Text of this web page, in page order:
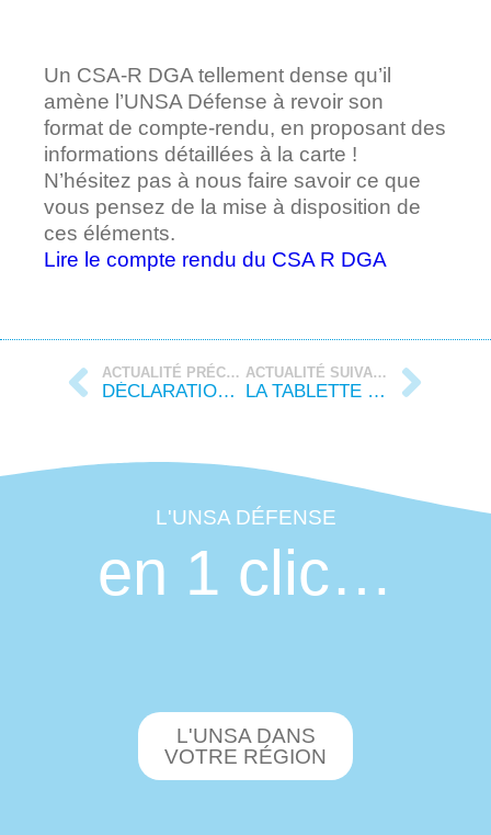
Un CSA-R DGA tellement dense qu’il
amène l’UNSA Défense à revoir son
format de compte-rendu, en proposant des
informations détaillées à la carte !
N’hésitez pas à nous faire savoir ce que
vous pensez de la mise à disposition de
ces éléments.
Lire le compte rendu du CSA R DGA
ACTUALITÉ PRÉCÉDENTE
DÉCLARATION LIMINAIRE DE LA FORMATION SPÉCIALISÉE DE RÉSEAU DIRISI DU 21 JANVIER 2025
ACTUALITÉ SUIVANTE
LA TABLETTE DE FEVRIER 2025
L'UNSA DÉFENSE
en 1 clic…
L'UNSA DANS
VOTRE RÉGION